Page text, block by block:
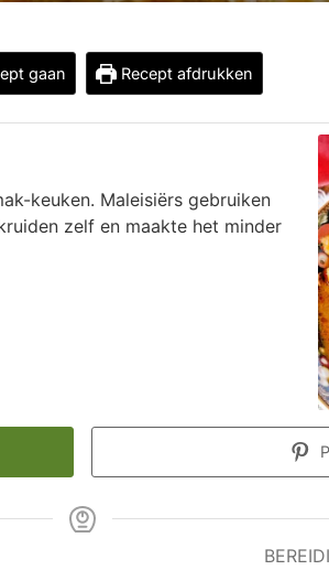
gaan Recept afdrukken
keuken. Maleisiërs gebruiken
zelf en maakte het minder